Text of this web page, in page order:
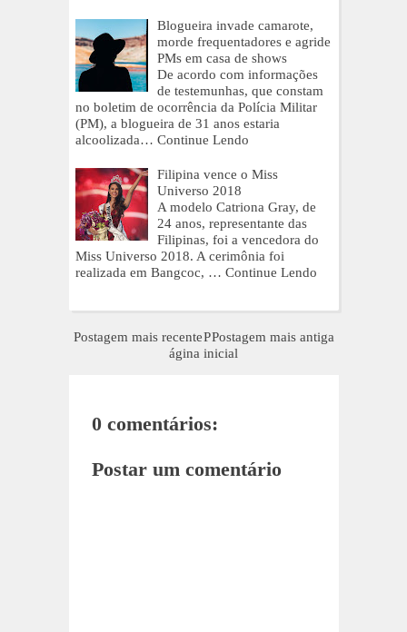
Blogueira invade camarote,
morde frequentadores e agride
PMs em casa de shows
De acordo com informações
de testemunhas, que constam
no boletim de ocorrência da Polícia Militar
(PM), a blogueira de 31 anos estaria
alcoolizada… Continue Lendo
Filipina vence o Miss
Universo 2018
A modelo Catriona Gray, de
24 anos, representante das
Filipinas, foi a vencedora do
Miss Universo 2018. A cerimônia foi
realizada em Bangcoc, … Continue Lendo
Postagem mais recente Postagem mais antiga
P
ágina inicial
0 comentários:
Postar um comentário